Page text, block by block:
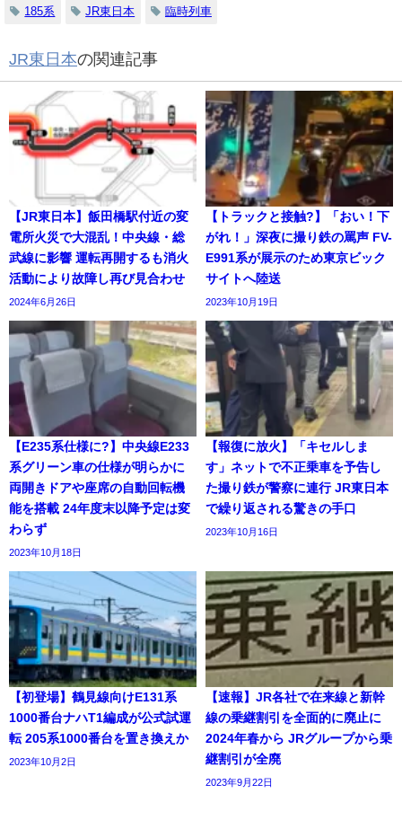
185系 JR東日本 臨時列車
JR東日本の関連記事
【JR東日本】飯田橋駅付近の変
電所火災で大混乱！中央線・総
武線に影響 運転再開するも消火
活動により故障し再び見合わせ
2024年6月26日
【トラックと接触?】「おい！下
がれ！」深夜に撮り鉄の罵声 FV-
E991系が展示のため東京ビック
サイトへ陸送
2023年10月19日
【E235系仕様に?】中央線E233
系グリーン車の仕様が明らかに
両開きドアや座席の自動回転機
能を搭載 24年度末以降予定は変
わらず
2023年10月18日
【報復に放火】「キセルしま
す」ネットで不正乗車を予告し
た撮り鉄が警察に連行 JR東日本
で繰り返される驚きの手口
2023年10月16日
【初登場】鶴見線向けE131系
1000番台ナハT1編成が公式試運
転 205系1000番台を置き換えか
2023年10月2日
【速報】JR各社で在来線と新幹
線の乗継割引を全面的に廃止に
2024年春から JRグループから乗
継割引が全廃
2023年9月22日